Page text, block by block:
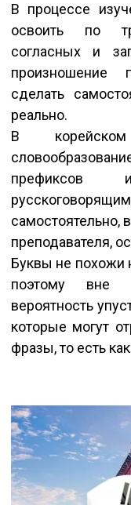
В процессе
освоить по
согласных и
произношение
сделать
реально.
В
префиксов
самостоятельно,
преподавателя,
Буквы не похожи
поэтому вне
вероятность
которые могут
фразы, то есть